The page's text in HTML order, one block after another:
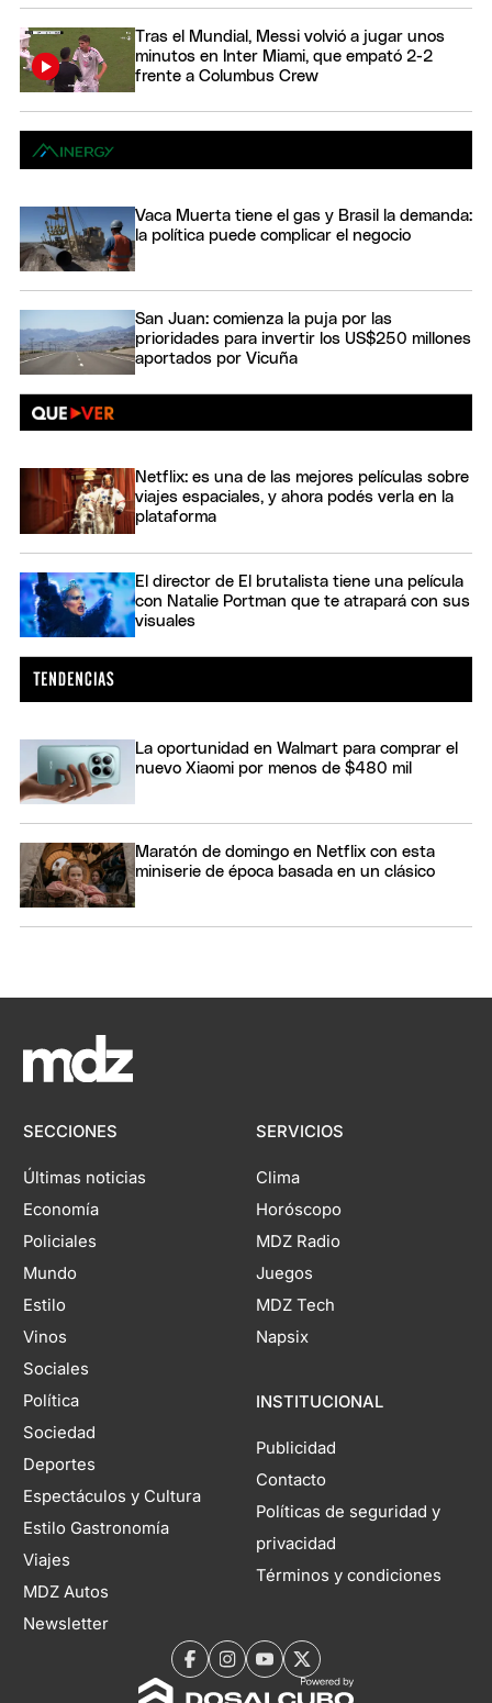
Tras el Mundial, Messi volvió a jugar unos
minutos en Inter Miami, que empató 2-2
frente a Columbus Crew
Vaca Muerta tiene el gas y Brasil la demanda:
la política puede complicar el negocio
San Juan: comienza la puja por las
prioridades para invertir los US$250 millones
aportados por Vicuña
Netflix: es una de las mejores películas sobre
viajes espaciales, y ahora podés verla en la
plataforma
El director de El brutalista tiene una película
con Natalie Portman que te atrapará con sus
visuales
La oportunidad en Walmart para comprar el
nuevo Xiaomi por menos de $480 mil
Maratón de domingo en Netflix con esta
miniserie de época basada en un clásico
SECCIONES
Últimas noticias
Economía
Policiales
Mundo
Estilo
Vinos
Sociales
Política
Sociedad
Deportes
Espectáculos y Cultura
Estilo Gastronomía
Viajes
MDZ Autos
Newsletter
SERVICIOS
Clima
Horóscopo
MDZ Radio
Juegos
MDZ Tech
Napsix
INSTITUCIONAL
Publicidad
Contacto
Políticas de seguridad y
privacidad
Términos y condiciones